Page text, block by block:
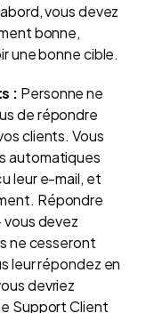
vous devez
bonne,
une bonne cible.
: Personne ne
de répondre
clients. Vous
automatiques
leur e-mail, et
Répondre
devez
ne cesseront
leur répondez en
devriez
Support Client